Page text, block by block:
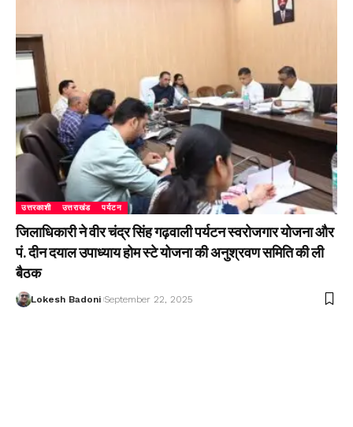
उत्तरकाशी उत्तराखंड पर्यटन
जिलाधिकारी ने वीर चंद्र सिंह गढ़वाली पर्यटन स्वरोजगार योजना और
पं. दीन दयाल उपाध्याय होम स्टे योजना की अनुश्रवण समिति की ली
बैठक
Lokesh Badoni September 22, 2025